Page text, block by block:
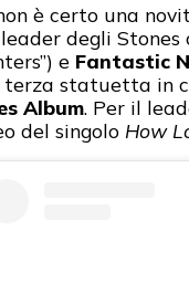
è certo una
degli Stones
e Fantastic
terza statuetta in
Album. Per il
del singolo How